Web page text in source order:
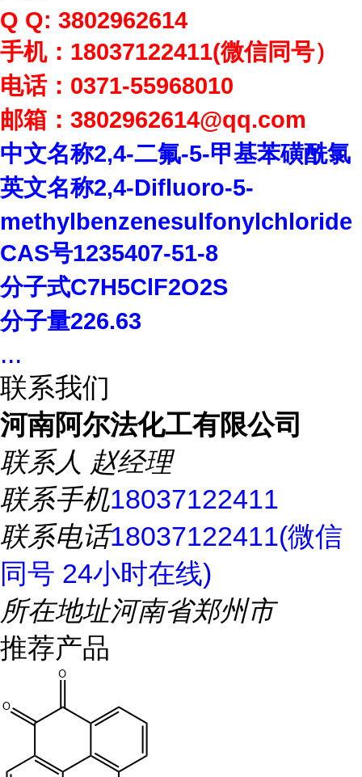
Q Q: 3802962614
手机： 18037122411(微信同号）
电话： 0371-55968010
邮箱： 3802962614@qq.com
中文名称2,4-二氟-5-甲基苯磺酰氯
英文名称2,4-Difluoro-5-
methylbenzenesulfonylchloride
CAS号1235407-51-8
分子式C7H5ClF2O2S
分子量226.63
...
联系我们
河南阿尔法化工有限公司
联系人 赵经理
联系手机18037122411
联系电话18037122411(微信
同号 24小时在线)
所在地址河南省郑州市
推荐产品